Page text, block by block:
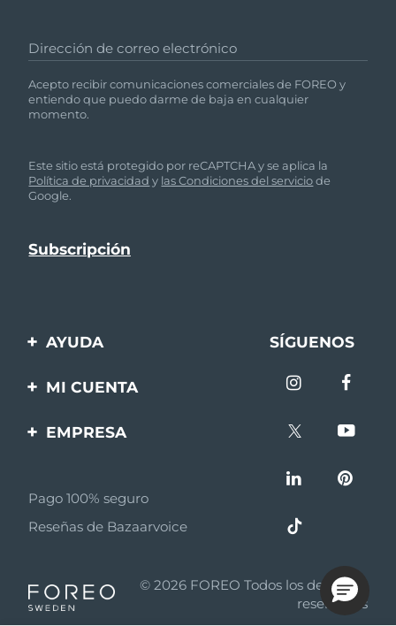
Dirección de correo electrónico
Acepto recibir comunicaciones comerciales de FOREO y
entiendo que puedo darme de baja en cualquier
momento.
Este sitio está protegido por reCAPTCHA y se aplica la
Política de privacidad y las Condiciones del serviciode
Google.
AYUDA
Contáctanos
batería
SÍGUENOS
MI CUENTA
Registro de productos
EMPRESA
Afiliados
Noticias de afiliados
Asociados
Pago 100% seguro
Reseñas de Bazaarvoice
© 2026 FOREO Todos los derechos
reservados